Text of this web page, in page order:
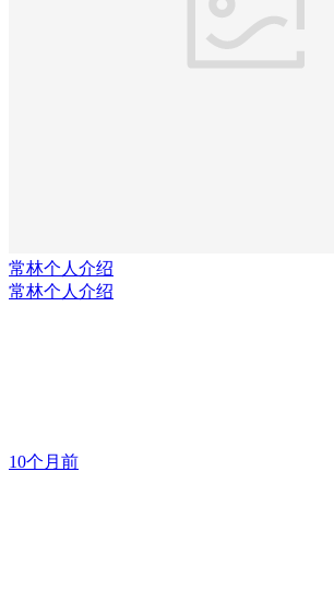
常林个人介绍
常林个人介绍
10个月前